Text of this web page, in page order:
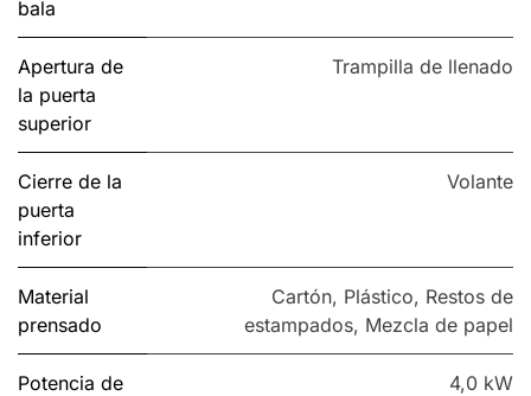
bala
Apertura de
la puerta
superior
Trampilla de llenado
Cierre de la
puerta
inferior
Volante
Material
prensado
Cartón, Plástico, Restos de
estampados, Mezcla de papel
Potencia de
4,0 kW